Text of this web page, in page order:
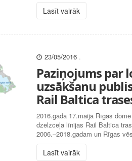
Lasīt vairāk
23/05/2016 .
Paziņojums par
uzsākšanu
Rail Baltica
2016.gada 17.maijā Rīgas
dzelzceļa līnijas Rail Baltica
2006.–2018.gadam un Rīgas
Lasīt vairāk